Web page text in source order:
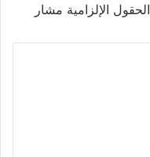
الحقول الإلزامية مشار